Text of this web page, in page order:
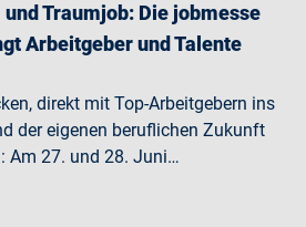
Traumjob: Die jobmesse
Arbeitgeber und Talente
direkt mit Top-Arbeitgebern ins
der eigenen beruflichen Zukunft
Am 27. und 28. Juni…